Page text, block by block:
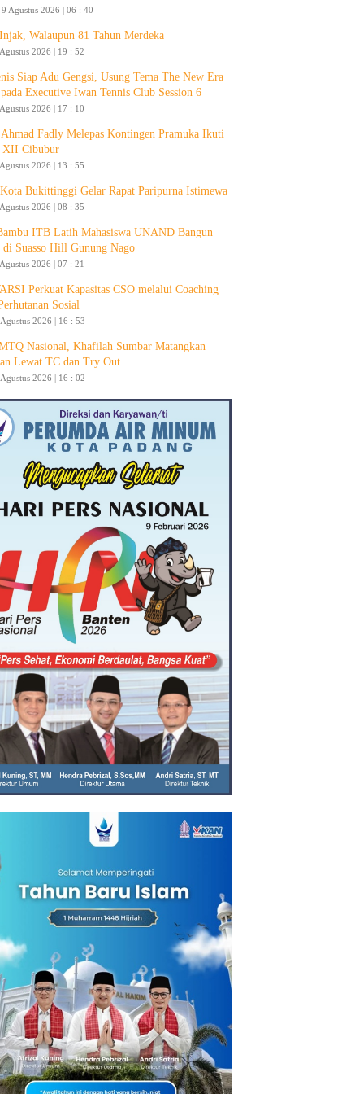
Agustus 2026 | 06 : 40
Walaupun 81 Tahun Merdeka
2026 | 19 : 52
Siap Adu Gengsi, Usung Tema The New Era
Executive Iwan Tennis Club Session 6
2026 | 17 : 10
Ahmad Fadly Melepas Kontingen Pramuka Ikuti
XII Cibubur
2026 | 13 : 55
Bukittinggi Gelar Rapat Paripurna Istimewa
2026 | 08 : 35
ITB Latih Mahasiswa UNAND Bangun
di Suasso Hill Gunung Nago
2026 | 07 : 21
Perkuat Kapasitas CSO melalui Coaching
Sosial
2026 | 16 : 53
Nasional, Khafilah Sumbar Matangkan
Lewat TC dan Try Out
2026 | 16 : 02